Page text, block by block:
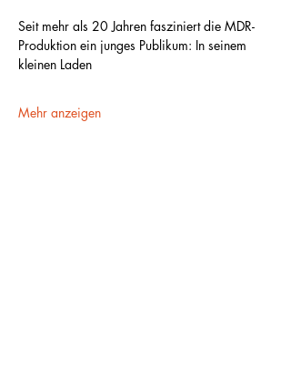
Seit mehr als 20 Jahren fasziniert die MDR-
Produktion ein junges Publikum: In seinem
kleinen Laden
Mehr anzeigen